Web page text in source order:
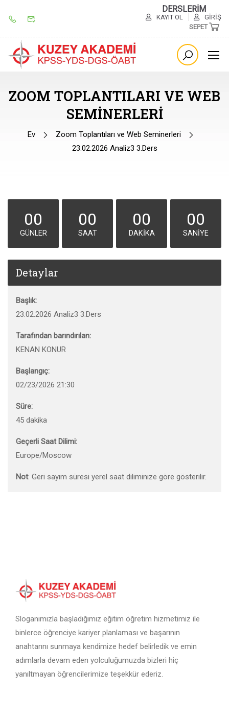
DERSLERİM
KAYIT OL
GIRIŞ
SEPET
ZOOM TOPLANTILARI VE WEB
SEMINERLERI
Ev
Zoom Toplantıları ve Web Seminerleri
23.02.2026 Analiz3 3.Ders
00
GÜNLER
00
SAAT
00
DAKIKA
00
SANIYE
Detaylar
Başlık:
23.02.2026 Analiz3 3.Ders
Tarafından barındırılan:
KENAN KONUR
Başlangıç:
02/23/2026 21:30
Süre:
45 dakika
Geçerli Saat Dilimi:
Europe/Moscow
Not: Geri sayım süresi yerel saat diliminize göre gösterilir.
Sloganımızla başladığımız eğitim öğretim hizmetimiz ile
binlerce öğrenciye kariyer planlaması ve başarının
anahtarını sunmaya kendimize hedef belirledik ve emin
adımlarla devam eden yolculuğumuzda bizleri hiç
yanıltmayan öğrencilerimize teşekkür ederiz.